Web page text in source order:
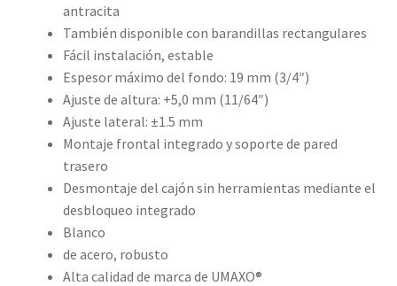
antracita
También disponible con barandillas rectangulares
Fácil instalación, estable
Espesor máximo del fondo: 19 mm (3/4″)
Ajuste de altura: +5,0 mm (11/64″)
Ajuste lateral: ±1.5 mm
Montaje frontal integrado y soporte de pared
trasero
Desmontaje del cajón sin herramientas mediante el
desbloqueo integrado
Blanco
de acero, robusto
Alta calidad de marca de UMAXO®